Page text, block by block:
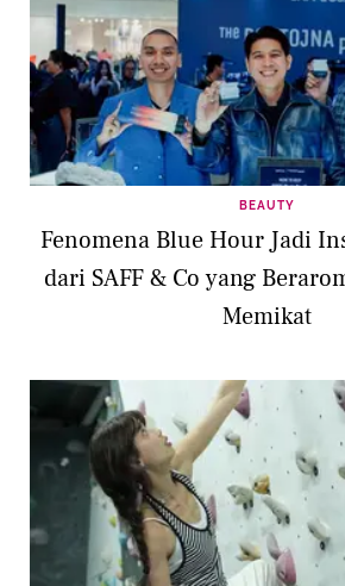
BEAUTY
Fenomena Blue Hour Jadi
dari SAFF & Co yang
Memikat